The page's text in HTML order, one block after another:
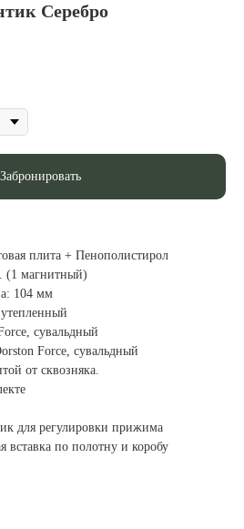
Серебро
Забронировать
плита + Пенополистирол
(1 магнитный)
104 мм
сувальдный
Force, сувальдный
от сквозняка.
для регулировки прижима
вставка по полотну и коробу